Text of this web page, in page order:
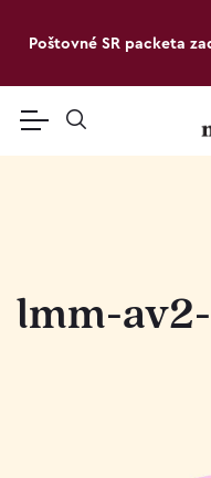
Poštovné SR packeta
lmm-